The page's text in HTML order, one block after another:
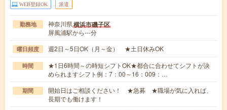
WEB登録OK 派遣
勤務地 神奈川県横浜市磯子区
屏風浦駅から---分
曜日頻度 週2日～5日OK（月～金） ★土日休みOK
時間
★1日6時間～の時短シフトOK★都合に合わせてシフトが決
められますシフト例：7：00～16：009：…
期間
開始日はご相談ください！ ★急募 ★職場が気に入れば、
長期でも働けます！